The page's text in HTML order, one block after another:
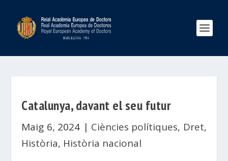
Catalunya, davant el seu futur
Maig 6, 2024 | Ciències polítiques, Dret,
Història, Història nacional